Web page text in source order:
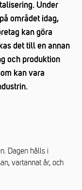
Under
området idag,
kan göra
det till en annan
och produktion
kan vara
Dagen hålls i
vartannat år, och